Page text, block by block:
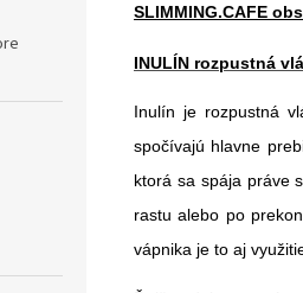
SLIMMING.CAFE
INULÍN rozpustná
Inulín je rozpustná
spočívajú hlavne
ktorá sa spája práve
rastu alebo po
vápnika je to aj